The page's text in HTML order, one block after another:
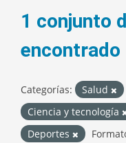
1 conjunto
encontrado
Categorías: Salud
Ciencia y tecnología
Deportes